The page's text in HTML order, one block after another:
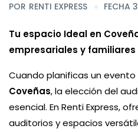
POR RENTI EXPRESS FECHA
Tu espacio Ideal en
empresariales y familiares
Cuando planificas un
Coveñas, la elección del
esencial. En Renti Express,
auditorios y espacios